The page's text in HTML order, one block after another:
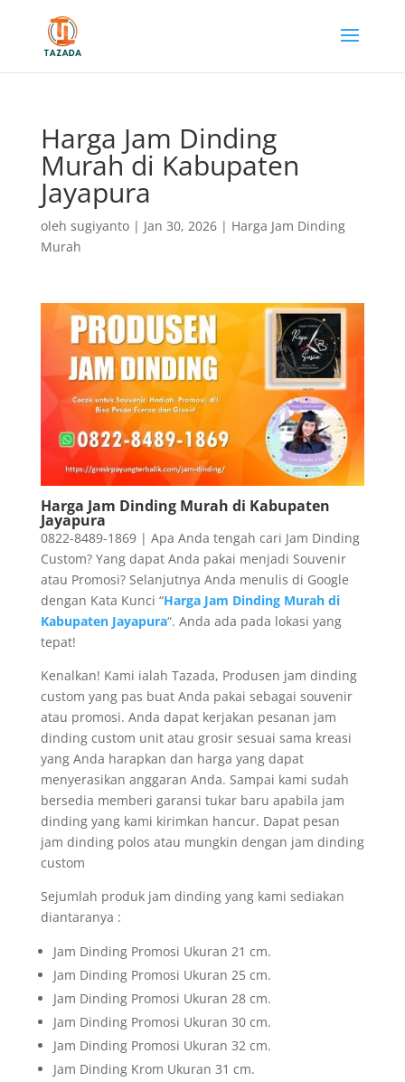
Harga Jam Dinding
Murah di Kabupaten
Jayapura
oleh sugiyanto| Jan 30, 2026| Harga Jam Dinding
Murah
Harga Jam Dinding Murah di Kabupaten
Jayapura
0822-8489-1869 | Apa Anda tengah cari Jam Dinding
Custom? Yang dapat Anda pakai menjadi Souvenir
atau Promosi? Selanjutnya Anda menulis di Google
dengan Kata Kunci “Harga Jam Dinding Murah di
Kabupaten Jayapura“. Anda ada pada lokasi yang
tepat!
Kenalkan! Kami ialah Tazada, Produsen jam dinding
custom yang pas buat Anda pakai sebagai souvenir
atau promosi. Anda dapat kerjakan pesanan jam
dinding custom unit atau grosir sesuai sama kreasi
yang Anda harapkan dan harga yang dapat
menyerasikan anggaran Anda. Sampai kami sudah
bersedia memberi garansi tukar baru apabila jam
dinding yang kami kirimkan hancur. Dapat pesan
jam dinding polos atau mungkin dengan jam dinding
custom
Sejumlah produk jam dinding yang kami sediakan
diantaranya :
Jam Dinding Promosi Ukuran 21 cm.
Jam Dinding Promosi Ukuran 25 cm.
Jam Dinding Promosi Ukuran 28 cm.
Jam Dinding Promosi Ukuran 30 cm.
Jam Dinding Promosi Ukuran 32 cm.
Jam Dinding Krom Ukuran 31 cm.